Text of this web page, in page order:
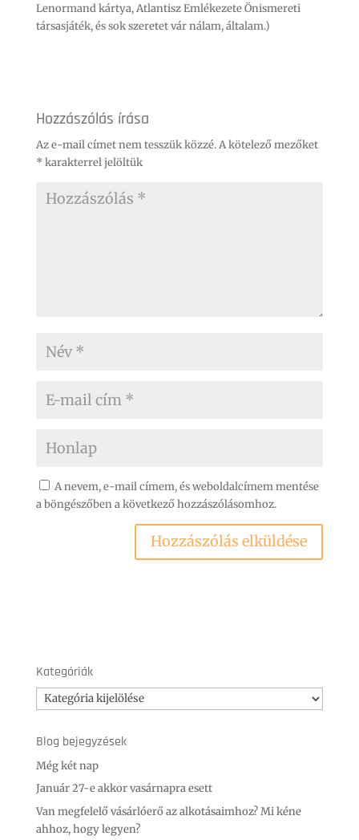
Lenormand kártya, Atlantisz Emlékezete Önismereti
társasjáték, és sok szeretet vár nálam, általam.)
Hozzászólás írása
Az e-mail címet nem tesszük közzé.A kötelező mezőket
* karakterrel jelöltük
A nevem, e-mail címem, és weboldalcímem mentése
a böngészőben a következő hozzászólásomhoz.
Kategóriák
Kategóriák
Blog bejegyzések
Még két nap
Január 27-e akkor vasárnapra esett
Van megfelelő vásárlóerő az alkotásaimhoz? Mi kéne
ahhoz, hogy legyen?